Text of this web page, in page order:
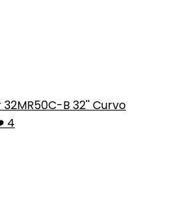
32MR50C-B 32'' Curvo
4